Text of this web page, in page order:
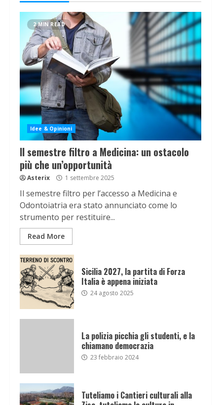
2 MIN READ
Idee & Opinioni
Il semestre filtro a Medicina: un ostacolo
più che un’opportunità
Asterix 1 settembre 2025
Il semestre filtro per l’accesso a Medicina e
Odontoiatria era stato annunciato come lo
strumento per restituire...
Read More
Sicilia 2027, la partita di Forza
Italia è appena iniziata
24 agosto 2025
La polizia picchia gli studenti, e la
chiamano democrazia
23 febbraio 2024
Tuteliamo i Cantieri culturali alla